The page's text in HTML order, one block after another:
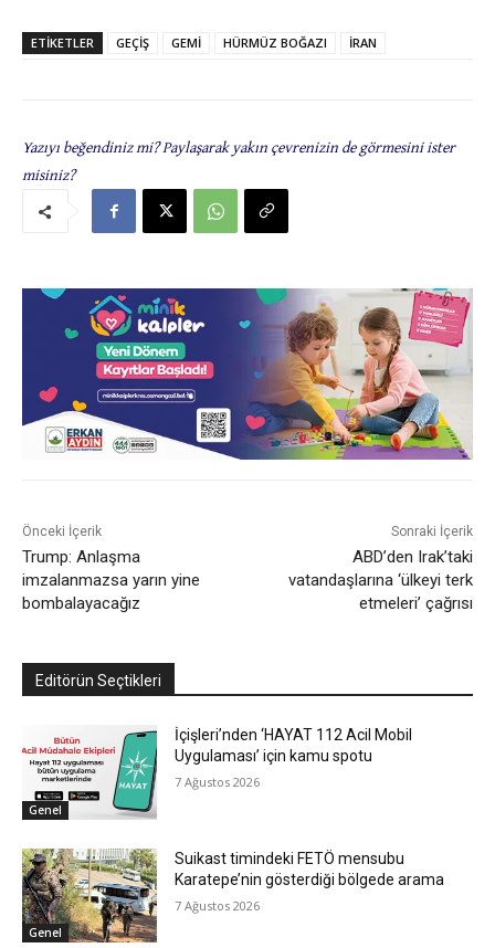
ETIKETLER GEÇİŞ GEMİ HÜRMÜZ BOĞAZI İRAN
Yazıyı beğendiniz mi? Paylaşarak yakın çevrenizin de görmesini ister
misiniz?
Önceki İçerik
Trump: Anlaşma
imzalanmazsa yarın yine
bombalayacağız
Sonraki İçerik
ABD’den Irak’taki
vatandaşlarına ‘ülkeyi terk
etmeleri’ çağrısı
Editörün Seçtikleri
Genel
İçişleri’nden ‘HAYAT 112 Acil Mobil
Uygulaması’ için kamu spotu
7 Ağustos 2026
Genel
Suikast timindeki FETÖ mensubu
Karatepe’nin gösterdiği bölgede arama
7 Ağustos 2026